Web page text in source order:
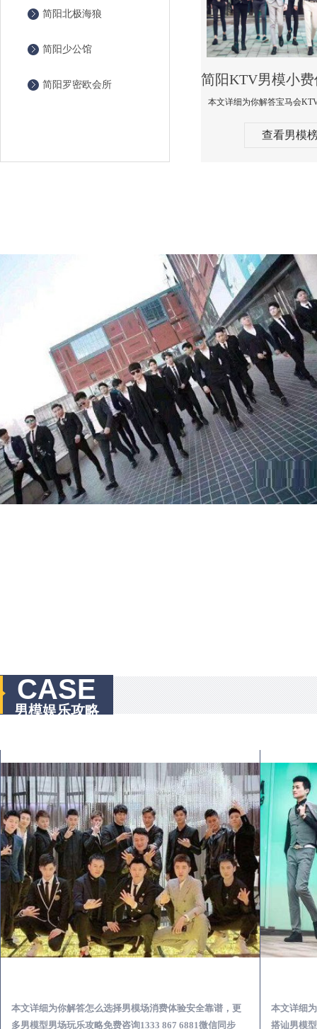
简阳北极海狼
简阳少公馆
简阳罗密欧会所
查看男模
CASE
男模娱乐攻略
本文详细为你解答怎么选择男模场消费体验安全靠谱，更
多男模型男场玩乐攻略免费咨询1333 867 6881微信同步
本文详细
搭讪男模